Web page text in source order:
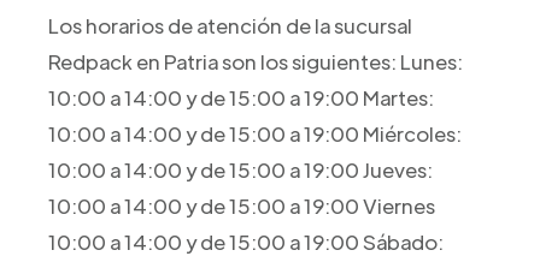
Los horarios de atención de la sucursal
Redpack en Patria son los siguientes: Lunes:
10:00 a 14:00 y de 15:00 a 19:00 Martes:
10:00 a 14:00 y de 15:00 a 19:00 Miércoles:
10:00 a 14:00 y de 15:00 a 19:00 Jueves:
10:00 a 14:00 y de 15:00 a 19:00 Viernes
10:00 a 14:00 y de 15:00 a 19:00 Sábado: